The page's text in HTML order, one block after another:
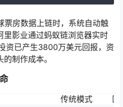
票房数据上链时，系统自动触
里影业通过蚂蚁链浏览器实时
资已产生3800万美元回报，资
制作成本。
传统模式 区